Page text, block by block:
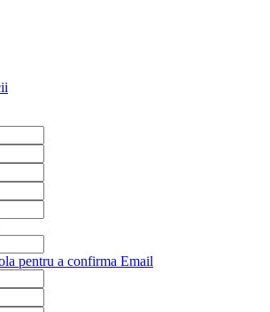
pentru a confirma Email